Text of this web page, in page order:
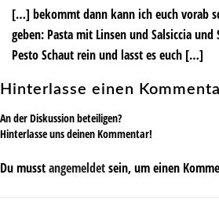
[…] bekommt dann kann ich euch vorab
geben: Pasta mit Linsen und Salsiccia
Pesto Schaut rein und lasst es euch […]
Hinterlasse einen
An der Diskussion beteiligen?
Hinterlasse uns deinen Kommentar!
Du musstangemeldetsein, um einen